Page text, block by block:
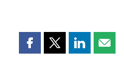
PartagerPartagerPartager